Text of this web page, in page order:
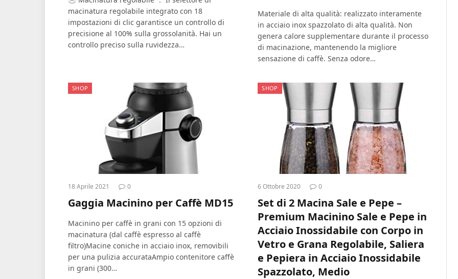
macinatura regolabile integrato con 18
impostazioni di clic garantisce un controllo di
precisione al 100% sulla grossolanità. Hai un
controllo preciso sulla ruvidezza…
Materiale di alta qualità: realizzato interamente
in acciaio inox spazzolato di alta qualità. Non
genera calore supplementare durante il processo
di macinazione, mantenendo la migliore
sensazione di caffè. Senza odore…
SHOP
18 Aprile 2021 0
Gaggia Macinino per Caffè MD15
Macinino per caffè in grani con 15 opzioni di
macinatura (dal caffè espresso al caffè
filtro)Macine coniche in acciaio inox, removibili
per una pulizia accurataAmpio contenitore caffè
in grani (300…
SHOP
6 Ottobre 2020 0
Set di 2 Macina Sale e Pepe –
Premium Macinino Sale e Pepe in
Acciaio Inossidabile con Corpo in
Vetro e Grana Regolabile, Saliera
e Pepiera in Acciaio Inossidabile
Spazzolato, Medio